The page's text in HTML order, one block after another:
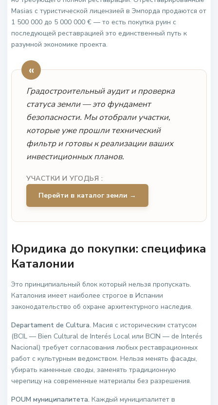
Masias с туристической лицензией в Эмпорда продаются от
1 500 000 до 5 000 000 € — то есть покупка руин с
последующей реставрацией это единственный путь к
разумной экономике проекта.
«
Градостроительный аудит и проверка
статуса земли — это фундамент
безопасности. Мы отобрали участки,
которые уже прошли технический
фильтр и готовы к реализации ваших
инвестиционных планов.
УЧАСТКИ И УГОДЬЯ :
Перейти в каталог земли →
Юридика до покупки: специфика
Каталонии
Это принципиальный блок который нельзя пропускать.
Каталония имеет наиболее строгое в Испании
законодательство об охране архитектурного наследия.
Departament de Cultura. Масия с историческим статусом
(BCIL — Bien Cultural de Interés Local или BCIN — de Interés
Nacional) требует согласования любых реставрационных
работ с культурным ведомством. Нельзя менять фасады,
убирать каменные своды, заменять традиционную
черепицу на современные материалы без разрешения.
POUM муниципалитета. Каждый муниципалитет в